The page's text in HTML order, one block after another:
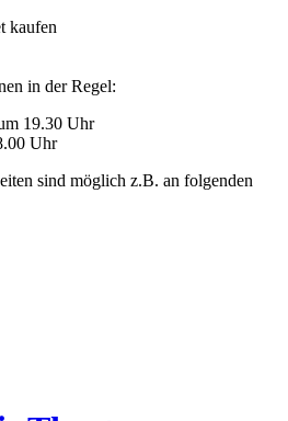
kaufen
in der Regel:
19.30 Uhr
Uhr
sind möglich z.B. an folgenden